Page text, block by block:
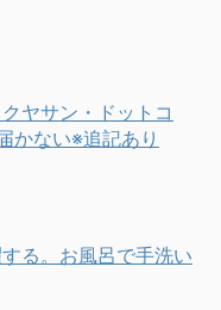
ヤサン・ドットコ
かない※追記あり
る。お風呂で手洗い